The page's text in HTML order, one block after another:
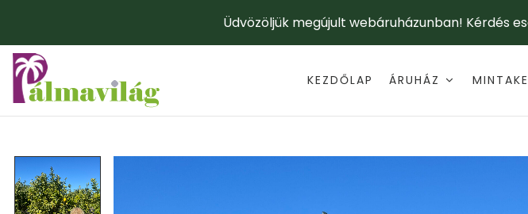
Üdvözöljük megújult webáruházunban! Kérdés
KEZDŐLAP ÁRUHÁZ